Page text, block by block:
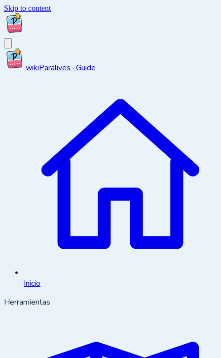
Skip to content
wikiParalives · Guide
Inicio
Herramientas